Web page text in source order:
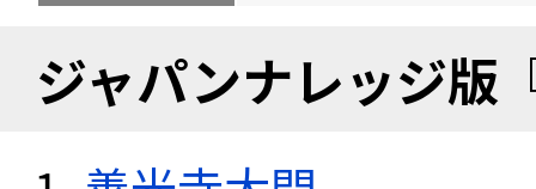
ジャパンナレッジ版